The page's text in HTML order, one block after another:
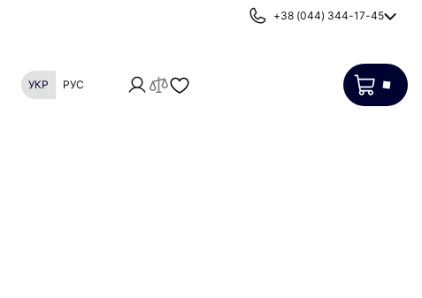
+38 (044) 344-17-45
УКР РУС